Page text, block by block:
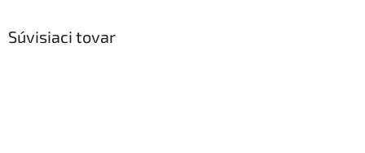
Súvisiaci tovar